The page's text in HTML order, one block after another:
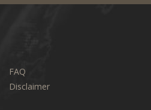
FAQ
Disclaimer